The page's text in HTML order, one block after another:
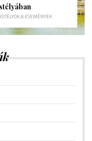
& ESEMÉNYEK